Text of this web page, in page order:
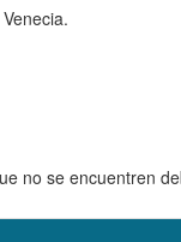
no se encuentren